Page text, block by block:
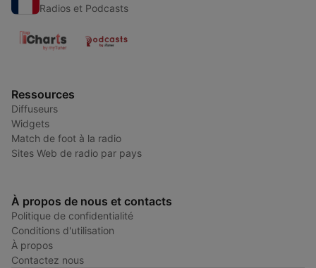
Radios et Podcasts
Ressources
Diffuseurs
Widgets
Match de foot à la radio
Sites Web de radio par pays
À propos de nous et contacts
Politique de confidentialité
Conditions d'utilisation
À propos
Contactez nous